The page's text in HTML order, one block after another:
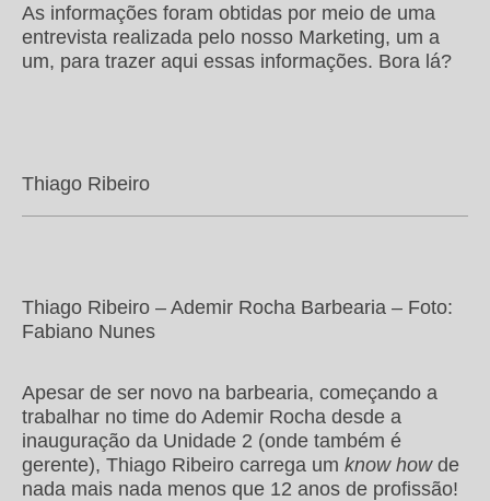
As informações foram obtidas por meio de uma
entrevista realizada pelo nosso Marketing, um a
um, para trazer aqui essas informações. Bora lá?
Thiago Ribeiro
Thiago Ribeiro – Ademir Rocha Barbearia – Foto:
Fabiano Nunes
Apesar de ser novo na barbearia, começando a
trabalhar no time do Ademir Rocha desde a
inauguração da Unidade 2 (onde também é
gerente), Thiago Ribeiro carrega um know howde
nada mais nada menos que 12 anos de profissão!